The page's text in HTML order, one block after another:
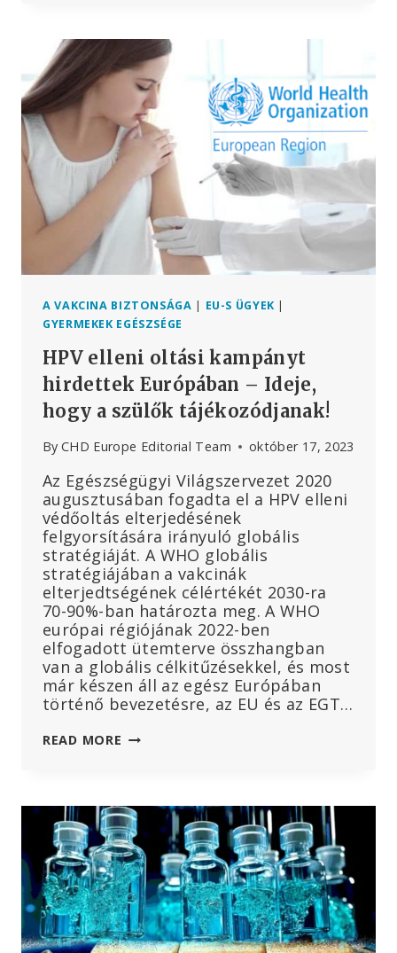
50%-
A
AZ
OLTÁST
KÖVETŐ
48
ÓRÁN
BELÜL
TÖRTÉNT
–
SENKI
MONDHATJA
KI
A VAKCINA BIZTONSÁGA | EU-S ÜGYEK |
GYERMEKEK EGÉSZSÉGE
HPV elleni oltási kampányt
hirdettek Európában – Ideje,
hogy a szülők tájékozódjanak!
By CHD Europe Editorial Team október 17, 2023
Az Egészségügyi Világszervezet 2020
augusztusában fogadta el a HPV elleni
védőoltás elterjedésének
felgyorsítására irányuló globális
stratégiáját. A WHO globális
stratégiájában a vakcinák
elterjedtségének célértékét 2030-ra
70-90%-ban határozta meg. A WHO
európai régiójának 2022-ben
elfogadott ütemterve összhangban
van a globális célkitűzésekkel, és most
már készen áll az egész Európában
történő bevezetésre, az EU és az EGT…
READ MORE HPV
HIRDETTEK
EURÓPÁBAN
–
IDEJE,
HOGY
A
SZÜLŐK
TÁJÉKOZÓDJANAK!